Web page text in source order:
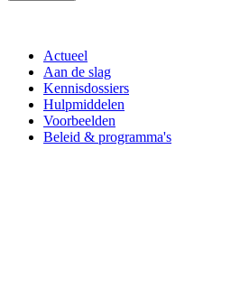
Actueel
Aan de slag
Kennisdossiers
Hulpmiddelen
Voorbeelden
Beleid & programma's